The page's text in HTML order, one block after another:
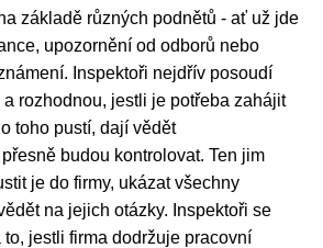
základě různých podnětů - ať už jde
upozornění od odborů nebo
Inspektoři nejdřív posoudí
rozhodnou, jestli je potřeba zahájit
toho pustí, dají vědět
budou kontrolovat. Ten jim
je do firmy, ukázat všechny
na jejich otázky. Inspektoři se
jestli firma dodržuje pracovní